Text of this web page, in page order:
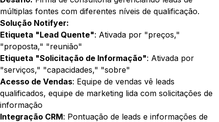
múltiplas fontes com diferentes níveis de qualificação.
Solução Notifyer:
Etiqueta "Lead Quente": Ativada por "preços,"
"proposta," "reunião"
Etiqueta "Solicitação de Informação": Ativada por
"serviços," "capacidades," "sobre"
Acesso de Vendas: Equipe de vendas vê leads
qualificados, equipe de marketing lida com solicitações de
informação
Integração CRM: Pontuação de leads e informações de